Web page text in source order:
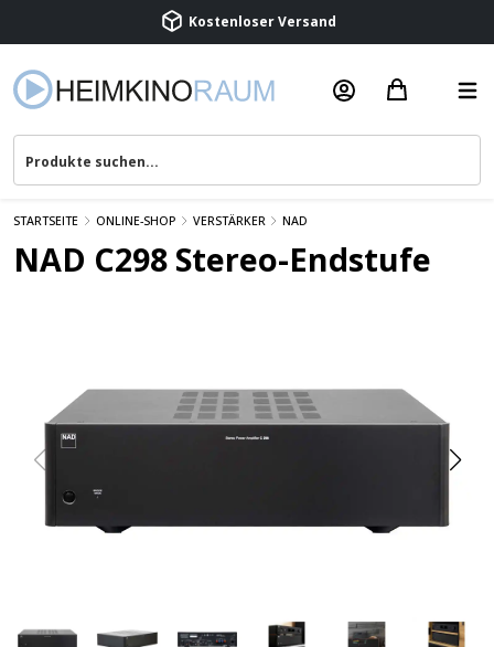
STARTSEITE ONLINE-SHOP VERSTÄRKER NAD
NAD C298 Stereo-Endstufe